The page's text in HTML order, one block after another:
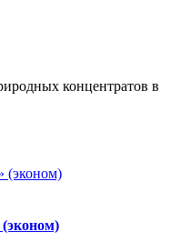
концентратов в